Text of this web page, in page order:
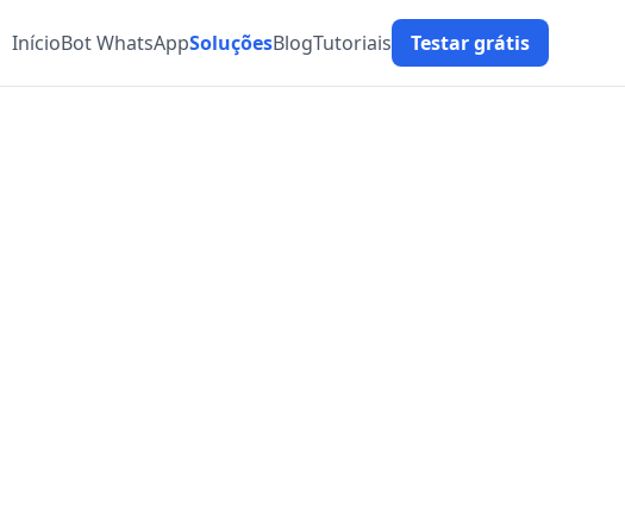
InícioBot WhatsAppSoluçõesBlogTutoriais Testar grátis